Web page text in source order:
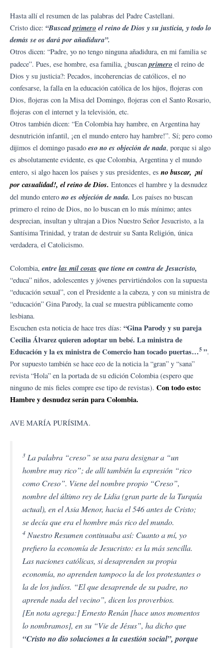
Hasta allí el resumen de las palabras del Padre Castellani.
Cristo dice: “Buscadprimeroel reino de Dios y su justicia, y todo lo
demás se os dará por añadidura”.
Otros dicen: “Padre, yo no tengo ninguna añadidura, en mi familia se
padece”. Pues, ese hombre, esa familia, ¿buscan primero el reino de
Dios y su justicia?: Pecados, incoherencias de católicos, el no
confesarse, la falla en la educación católica de los hijos, flojeras con
Dios, flojeras con la Misa del Domingo, flojeras con el Santo Rosario,
flojeras con el internet y la televisión, etc.
Otros también dicen: “En Colombia hay hambre, en Argentina hay
desnutrición infantil, ¡en el mundo entero hay hambre!”. Sí; pero como
dijimos el domingo pasado eso no es objeción de nada, porque si algo
es absolutamente evidente, es que Colombia, Argentina y el mundo
entero, si algo hacen los países y sus presidentes, es no buscar, ¡ni
por casualidad!, el reino de Dios. Entonces el hambre y la desnudez
del mundo entero no es objeción de nada. Los países no buscan
primero el reino de Dios, no lo buscan en lo más mínimo; antes
desprecian, insultan y ultrajan a Dios Nuestro Señor Jesucristo, a la
Santísima Trinidad, y tratan de destruir su Santa Religión, única
verdadera, el Catolicismo.
Colombia, entrelas mil cosas que tiene en contra de Jesucristo,
“educa” niños, adolescentes y jóvenes pervirtiéndolos con la supuesta
“educación sexual”, con el Presidente a la cabeza, y con su ministra de
“educación” Gina Parody, la cual se muestra públicamente como
lesbiana.
Escuchen esta noticia de hace tres días: “Gina Parody y su pareja
Cecilia Álvarez quieren adoptar un bebé. La ministra de
Educación y la ex ministra de Comercio han tocado puertas…5 ”.
Por supuesto también se hace eco de la noticia la “gran” y “sana”
revista “Hola” en la portada de su edición Colombia (espero que
ninguno de mis fieles compre ese tipo de revistas). Con todo esto:
Hambre y desnudez serán para Colombia.
AVE MARÍA PURÍSIMA.
3 La palabra “creso” se usa para designar a “un
hombre muy rico”; de allí también la expresión “rico
como Creso”. Viene del nombre propio “Creso”,
nombre del último rey de Lidia (gran parte de la Turquía
actual), en el Asia Menor, hacia el 546 antes de Cristo;
se decía que era el hombre más rico del mundo.
4 Nuestro Resumen continuaba así: Cuanto a mí, yo
prefiero la economía de Jesucristo: es la más sencilla.
Las naciones católicas, si desaprenden su propia
economía, no aprenden tampoco la de los protestantes o
la de los judíos. “El que desaprende de su padre, no
aprende nada del vecino”, dicen los proverbios.
[En nota agrega:] Ernesto Renán [hace unos momentos
lo nombramos], en su “Vie de Jésus”, ha dicho que
“Cristo no dio soluciones a la cuestión social”, porque